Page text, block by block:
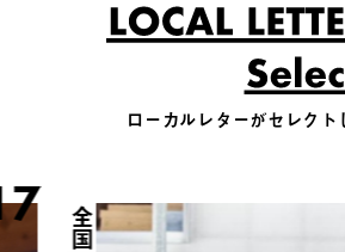
ローカルレターがセレクト
全国